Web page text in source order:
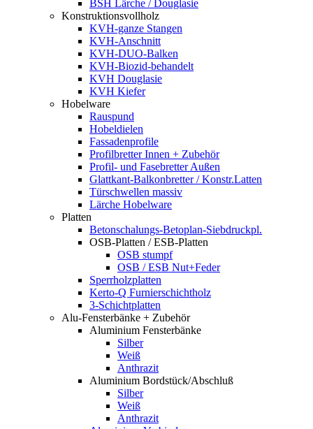
BSH Lärche / Douglasie
Konstruktionsvollholz
KVH-ganze Stangen
KVH-Anschnitt
KVH-DUO-Balken
KVH-Biozid-behandelt
KVH Douglasie
KVH Kiefer
Hobelware
Rauspund
Hobeldielen
Fassadenprofile
Profilbretter Innen + Zubehör
Profil- und Fasebretter Außen
Glattkant-Balkonbretter / Konstr.Latten
Türschwellen massiv
Lärche Hobelware
Platten
Betonschalungs-Betoplan-Siebdruckpl.
OSB-Platten / ESB-Platten
OSB stumpf
OSB / ESB Nut+Feder
Sperrholzplatten
Kerto-Q Furnierschichtholz
3-Schichtplatten
Alu-Fensterbänke + Zubehör
Aluminium Fensterbänke
Silber
Weiß
Anthrazit
Aluminium Bordstück/Abschluß
Silber
Weiß
Anthrazit